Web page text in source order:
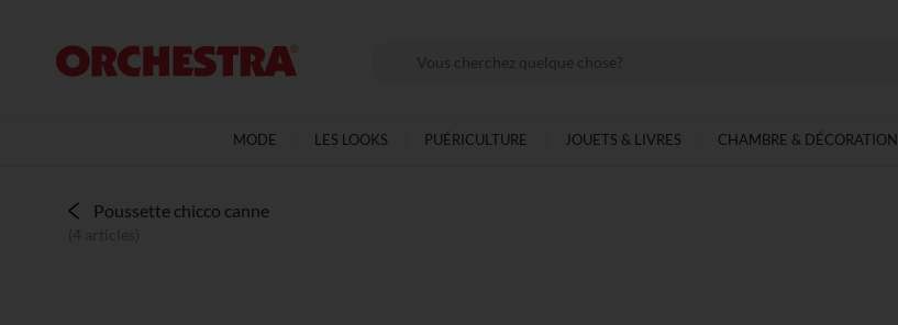
MODE LES LOOKS PUÉRICULTURE JOUETS & LIVRES CHAMBRE & DÉCORATION
Poussette chicco canne